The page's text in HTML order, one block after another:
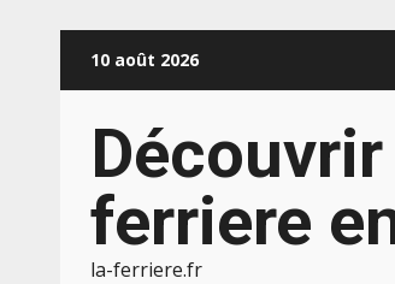
10 août 2026
ferriere
la-ferriere.fr